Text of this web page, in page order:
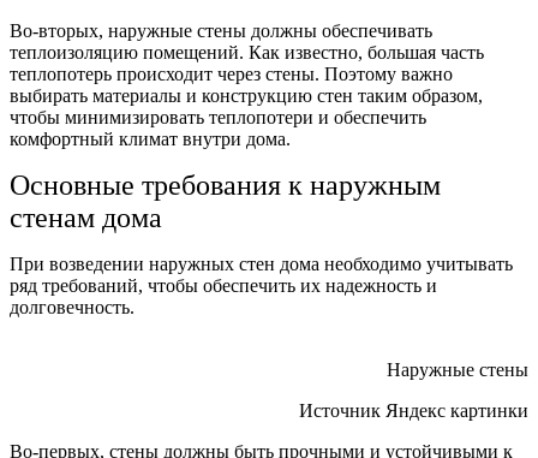
Во-вторых, наружные стены должны обеспечивать
теплоизоляцию помещений. Как известно, большая часть
теплопотерь происходит через стены. Поэтому важно
выбирать материалы и конструкцию стен таким образом,
чтобы минимизировать теплопотери и обеспечить
комфортный климат внутри дома.
Основные требования к наружным
стенам дома
При возведении наружных стен дома необходимо учитывать
ряд требований, чтобы обеспечить их надежность и
долговечность.
Наружные стены
Источник Яндекс картинки
Во-первых, стены должны быть прочными и устойчивыми к